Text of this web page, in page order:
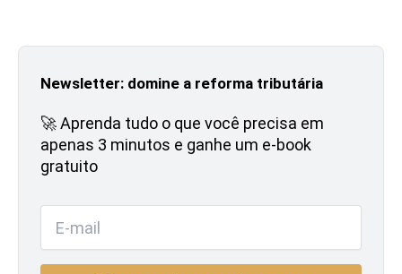
Newsletter: domine a reforma tributária
🚀 Aprenda tudo o que você precisa em
apenas 3 minutos e ganhe um e-book
gratuito